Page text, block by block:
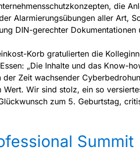
die
Alarmierungsübungen aller Art,
DIN-gerechter Dokumentationen
Korb gratulierten die
„Die Inhalte und das Know-
der Zeit wachsender
Wert. Wir sind stolz, ein so
zum 5. Geburtstag,
Summit